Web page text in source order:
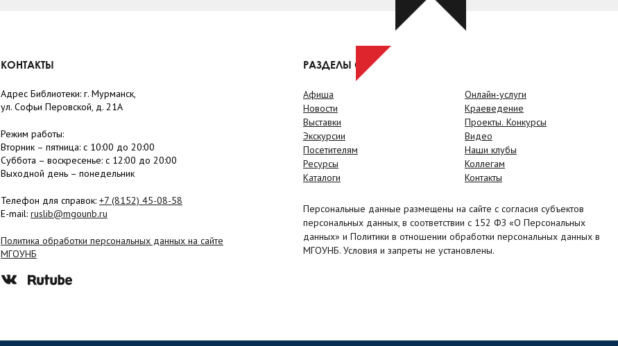
КОНТАКТЫ
Адрес Библиотеки: г. Мурманск,
ул. Софьи Перовской, д. 21А
Режим работы:
Вторник – пятница: с 10:00 до 20:00
Суббота – воскресенье: c 12:00 до 20:00
Выходной день – понедельник
Телефон для справок: +7 (8152) 45-08-58
E-mail: ruslib@mgounb.ru
Политика обработки персональных данных на сайте
МГОУНБ
РАЗДЕЛЫ САЙТА
Афиша
Новости
Выставки
Экскурсии
Посетителям
Ресурсы
Каталоги
Онлайн-услуги
Краеведение
Проекты. Конкурсы
Видео
Наши клубы
Коллегам
Контакты
Персональные данные размещены на сайте с согласия субъектов
персональных данных, в соответствии с 152 ФЗ «О Персональных
данных» и Политики в отношении обработки персональных данных в
МГОУНБ. Условия и запреты не установлены.